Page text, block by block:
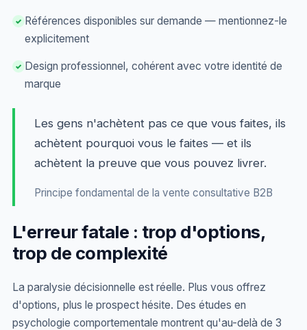
✓ Références disponibles sur demande — mentionnez-le
explicitement
✓ Design professionnel, cohérent avec votre identité de
marque
Les gens n'achètent pas ce que vous faites, ils
achètent pourquoi vous le faites — et ils
achètent la preuve que vous pouvez livrer.
Principe fondamental de la vente consultative B2B
L'erreur fatale : trop d'options,
trop de complexité
La paralysie décisionnelle est réelle. Plus vous offrez
d'options, plus le prospect hésite. Des études en
psychologie comportementale montrent qu'au-delà de 3